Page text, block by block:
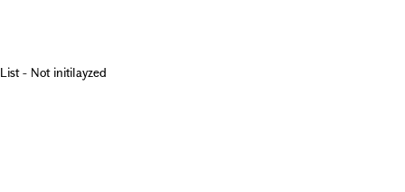
List - Not initilayzed